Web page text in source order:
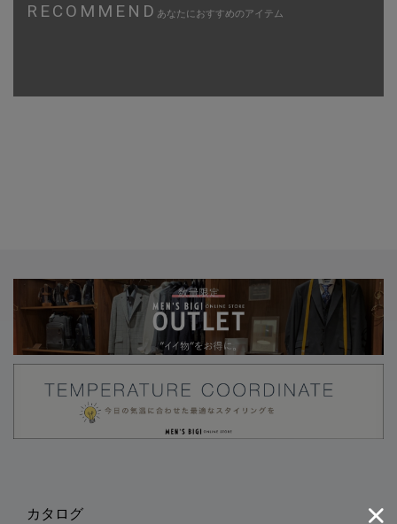
RECOMMEND あなたにおすすめのアイテム
カタログ